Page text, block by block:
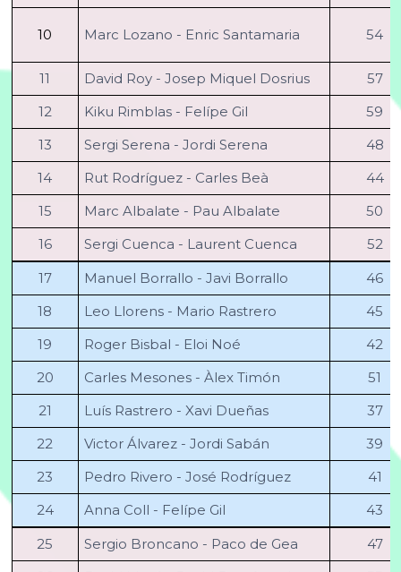
10 Marc Lozano - Enric Santamaria 54
11 David Roy - Josep Miquel Dosrius
57
12
Kiku Rimblas - Felípe Gil
59
13
Sergi Serena - Jordi Serena
48
14
Rut Rodríguez - Carles Beà
44
15
Marc Albalate - Pau Albalate
50
16
Sergi Cuenca - Laurent Cuenca
52
17
Manuel Borrallo - Javi Borrallo
46
18
Leo Llorens - Mario Rastrero
45
19
Roger Bisbal - Eloi Noé
42
20
Carles Mesones - Àlex Timón
51
21
Luís Rastrero - Xavi Dueñas
37
22
Victor Álvarez - Jordi Sabán
39
23
Pedro Rivero - José Rodríguez
41
24
Anna Coll - Felípe Gil
43
25
Sergio Broncano - Paco de Gea
47